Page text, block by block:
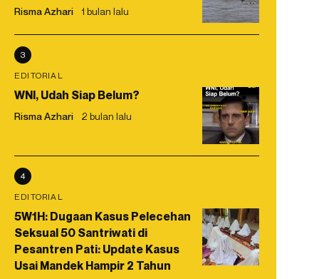
Risma Azhari 1 bulan lalu
3
EDITORIAL
WNI, Udah Siap Belum?
Risma Azhari 2 bulan lalu
4
EDITORIAL
5W1H: Dugaan Kasus Pelecehan
Seksual 50 Santriwati di
Pesantren Pati: Update Kasus
Usai Mandek Hampir 2 Tahun